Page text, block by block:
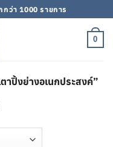
กว่า 1000 รายการ
0
ตาปิ้งย่างอเนกประสงค์”